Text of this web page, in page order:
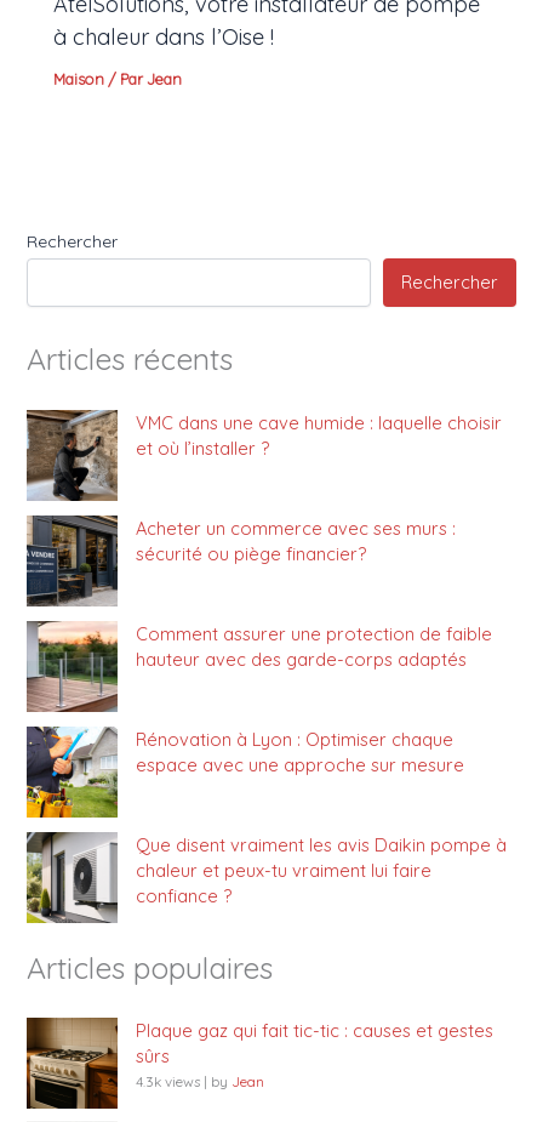
à chaleur dans l’Oise !
Maison / ParJean
Rechercher
Rechercher
Articles récents
VMC dans une cave humide : laquelle choisir
et où l’installer ?
Acheter un commerce avec ses murs :
sécurité ou piège financier?
Comment assurer une protection de faible
hauteur avec des garde-corps adaptés
Rénovation à Lyon : Optimiser chaque
espace avec une approche sur mesure
Que disent vraiment les avis Daikin pompe à
chaleur et peux-tu vraiment lui faire
confiance ?
Articles populaires
Plaque gaz qui fait tic-tic : causes et gestes
sûrs
4.3k views | by Jean